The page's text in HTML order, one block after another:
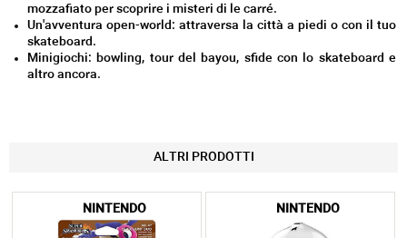
mozzafiato per scoprire i misteri di le carré.
Un'avventura open-world: attraversa la città a piedi o con il tuo
skateboard.
Minigiochi: bowling, tour del bayou, sfide con lo skateboard e
altro ancora.
ALTRI PRODOTTI
NINTENDO NINTENDO